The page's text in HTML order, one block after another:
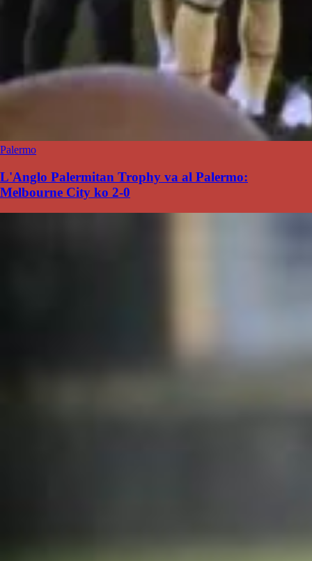
Palermo
L'Anglo Palermitan Trophy va al Palermo:
Melbourne City ko 2-0